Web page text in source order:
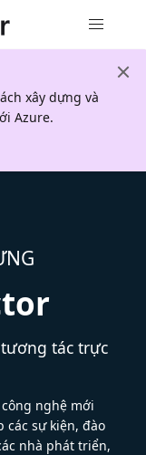
xây dựng và
Azure.
tác trực
nghệ mới
các sự kiện, đào
nhà phát triển,